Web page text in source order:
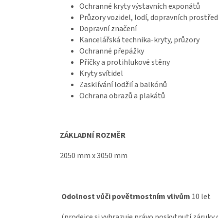
Ochranné kryty výstavních exponátů
Průzory vozidel, lodí, dopravních
Dopravní značení
Kancelářská technika-kryty, průzory
Ochranné přepážky
Příčky a protihlukové stěny
Kryty svítidel
Zasklívání lodžií a balkónů
Ochrana obrazů a plakátů
ZÁKLADNÍ ROZMĚR
2050 mm x 3050 mm
Odolnost vůči povětrnostním vlivům 10 let